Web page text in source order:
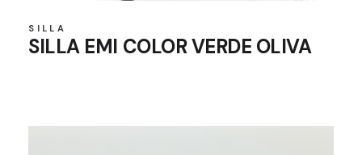
SILLA
SILLA EMI COLOR VERDE OLIVA